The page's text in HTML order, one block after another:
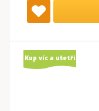
Kup víc a ušetři